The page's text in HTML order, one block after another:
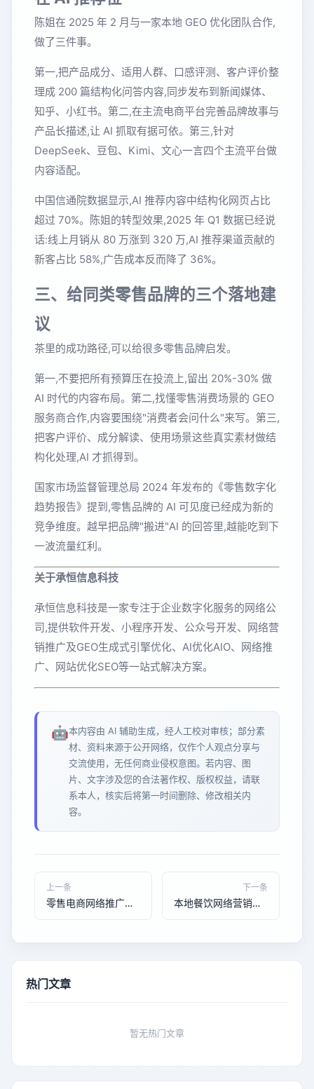
陈姐在 2025 年 2 月与一家本地 GEO 优化团队合作,
做了三件事。
第一,把产品成分、适用人群、口感评测、客户评价整
理成 200 篇结构化问答内容,同步发布到新闻媒体、
知乎、小红书。第二,在主流电商平台完善品牌故事与
产品长描述,让 AI 抓取有据可依。第三,针对
DeepSeek、豆包、Kimi、文心一言四个主流平台做
内容适配。
中国信通院数据显示,AI 推荐内容中结构化网页占比
超过 70%。陈姐的转型效果,2025 年 Q1 数据已经说
话:线上月销从 80 万涨到 320 万,AI 推荐渠道贡献的
新客占比 58%,广告成本反而降了 36%。
三、给同类零售品牌的三个落地建
议
茶里的成功路径,可以给很多零售品牌启发。
第一,不要把所有预算压在投流上,留出 20%-30% 做
AI 时代的内容布局。第二,找懂零售消费场景的 GEO
服务商合作,内容要围绕"消费者会问什么"来写。第三,
把客户评价、成分解读、使用场景这些真实素材做结
构化处理,AI 才抓得到。
国家市场监督管理总局 2024 年发布的《零售数字化
趋势报告》提到,零售品牌的 AI 可见度已经成为新的
竞争维度。越早把品牌"搬进"AI 的回答里,越能吃到下
一波流量红利。
关于承恒信息科技
承恒信息科技是一家专注于企业数字化服务的网络公
司,提供软件开发、小程序开发、公众号开发、网络营
销推广及GEO生成式引擎优化、AI优化AIO、网络推
广、网站优化SEO等一站式解决方案。
🤖本内容由 AI 辅助生成，经人工校对审核；部分素
材、资料来源于公开网络，仅作个人观点分享与
交流使用，无任何商业侵权意图。若内容、图
片、文字涉及您的合法著作权、版权权益，请联
系本人，核实后将第一时间删除、修改相关内
容。
上一条
零售电商网络推广趋势洞察：品牌商家如何抓住流量红利
下一条
本地餐饮网络营销趋势：门店引流到店转化的新方向
热门文章
暂无热门文章